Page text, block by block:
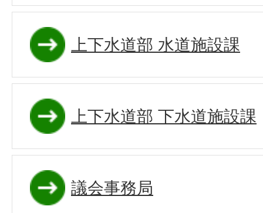
上下水道部 水道施設課
上下水道部 下水道施設課
議会事務局